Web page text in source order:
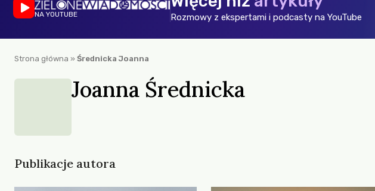
NA YOUTUBE Rozmowy z ekspertami i podcasty na YouTube
Strona główna » Średnicka Joanna
Joanna Średnicka
Publikacje autora